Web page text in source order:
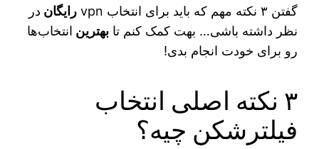
گفتن ۳ نکته مهم که باید برای انتخاب vpn
رایگان در
نظر داشته باشی… بهت کمک کنم تابهترین انتخاب‌ها
رو برای خودت انجام بدی!
۳ نکته اصلی انتخاب
فیلترشکن چیه؟